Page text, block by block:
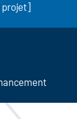
projet]